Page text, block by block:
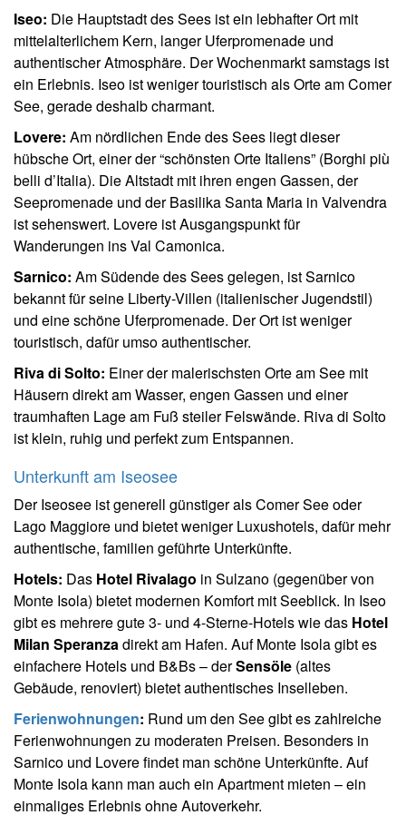
Iseo: Die Hauptstadt des Sees ist ein lebhafter Ort mit
mittelalterlichem Kern, langer Uferpromenade und
authentischer Atmosphäre. Der Wochenmarkt samstags ist
ein Erlebnis. Iseo ist weniger touristisch als Orte am Comer
See, gerade deshalb charmant.
Lovere: Am nördlichen Ende des Sees liegt dieser
hübsche Ort, einer der “schönsten Orte Italiens” (Borghi più
belli d’Italia). Die Altstadt mit ihren engen Gassen, der
Seepromenade und der Basilika Santa Maria in Valvendra
ist sehenswert. Lovere ist Ausgangspunkt für
Wanderungen ins Val Camonica.
Sarnico: Am Südende des Sees gelegen, ist Sarnico
bekannt für seine Liberty-Villen (italienischer Jugendstil)
und eine schöne Uferpromenade. Der Ort ist weniger
touristisch, dafür umso authentischer.
Riva di Solto: Einer der malerischsten Orte am See mit
Häusern direkt am Wasser, engen Gassen und einer
traumhaften Lage am Fuß steiler Felswände. Riva di Solto
ist klein, ruhig und perfekt zum Entspannen.
Unterkunft am Iseosee
Der Iseosee ist generell günstiger als Comer See oder
Lago Maggiore und bietet weniger Luxushotels, dafür mehr
authentische, familien geführte Unterkünfte.
Hotels: Das Hotel Rivalago in Sulzano (gegenüber von
Monte Isola) bietet modernen Komfort mit Seeblick. In Iseo
gibt es mehrere gute 3- und 4-Sterne-Hotels wie das Hotel
Milan Speranzadirekt am Hafen. Auf Monte Isola gibt es
einfachere Hotels und B&Bs – derSensöle (altes
Gebäude, renoviert) bietet authentisches Inselleben.
Ferienwohnungen: Rund um den See gibt es zahlreiche
Ferienwohnungen zu moderaten Preisen. Besonders in
Sarnico und Lovere findet man schöne Unterkünfte. Auf
Monte Isola kann man auch ein Apartment mieten – ein
einmaliges Erlebnis ohne Autoverkehr.